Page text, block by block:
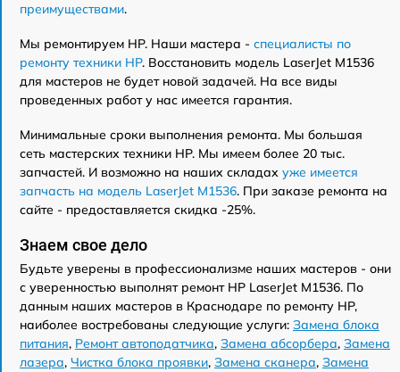
преимуществами.
Мы ремонтируем HP. Наши мастера - специалисты по
ремонту техники HP. Восстановить модель LaserJet M1536
для мастеров не будет новой задачей. На все виды
проведенных работ у нас имеется гарантия.
Минимальные сроки выполнения ремонта. Мы большая
сеть мастерских техники HP. Мы имеем более 20 тыс.
запчастей. И возможно на наших складах уже имеется
запчасть на модель LaserJet M1536. При заказе ремонта на
сайте - предоставляется скидка -25%.
Знаем свое дело
Будьте уверены в профессионализме наших мастеров - они
с уверенностью выполнят ремонт HP LaserJet M1536. По
данным наших мастеров в Краснодаре по ремонту HP,
наиболее востребованы следующие услуги: Замена блока
питания, Ремонт автоподатчика, Замена абсорбера, Замена
лазера, Чистка блока проявки, Замена сканера, Замена